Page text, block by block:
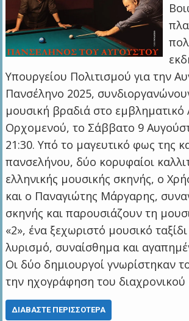
Υπουργείου Πολιτισμού για την
Πανσέληνο 2025,
μουσική βραδιά στο
Ορχομενού, το Σάββατο 9
21:30. Υπό το μαγευτικό φως της
πανσελήνου, δύο κορυφαίοι
ελληνικής μουσικής σκηνής, ο
και ο Παναγιώτης Μάργαρης,
σκηνής και παρουσιάζουν τη
«2», ένα ξεχωριστό μουσικό
λυρισμό, συναίσθημα και
Οι δύο δημιουργοί γνωρίστηκαν
την ηχογράφηση του
ΔΙΑΒΆΣΤΕ ΠΕΡΙΣΣΌΤΕΡΑ